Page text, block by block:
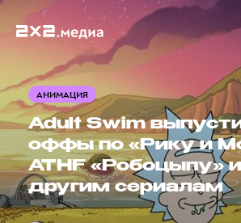
АНИМАЦИЯ
Adult Swim
оффы по «Рику и
ATHF «Робоцыпу» и
другим сериалам